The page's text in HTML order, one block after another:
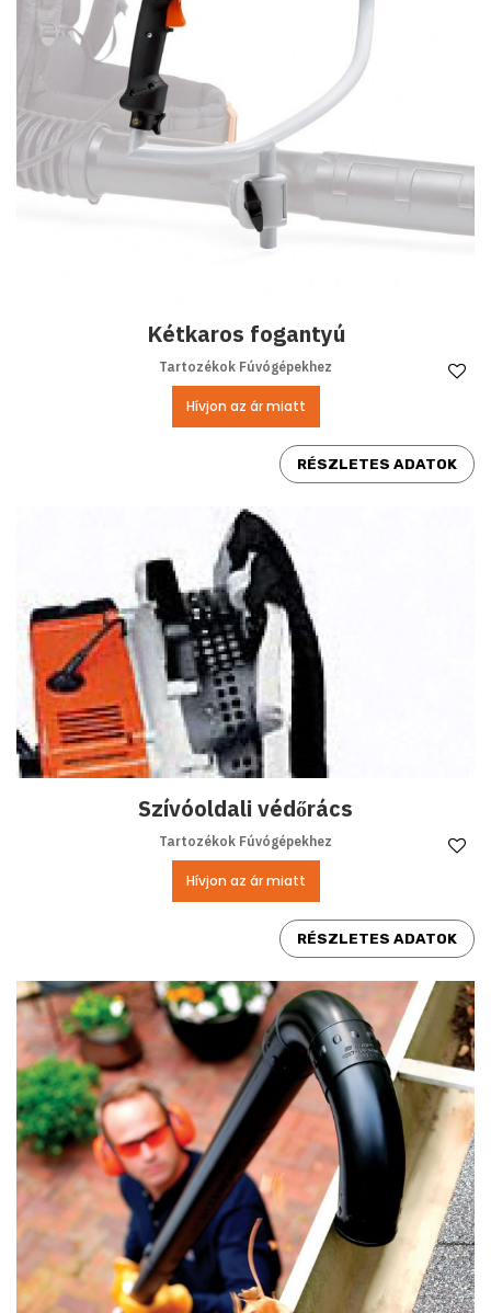
Kétkaros fogantyú
Tartozékok Fúvógépekhez
Hívjon az ár miatt
RÉSZLETES ADATOK
Szívóoldali védőrács
Tartozékok Fúvógépekhez
Hívjon az ár miatt
RÉSZLETES ADATOK